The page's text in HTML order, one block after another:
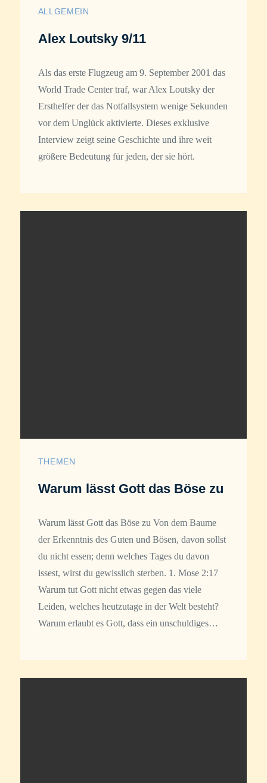
ALLGEMEIN
Alex Loutsky 9/11
Als das erste Flugzeug am 9. September 2001 das
World Trade Center traf, war Alex Loutsky der
Ersthelfer der das Notfallsystem wenige Sekunden
vor dem Unglück aktivierte. Dieses exklusive
Interview zeigt seine Geschichte und ihre weit
größere Bedeutung für jeden, der sie hört.
THEMEN
Warum lässt Gott das Böse zu
Warum lässt Gott das Böse zu Von dem Baume
der Erkenntnis des Guten und Bösen, davon sollst
du nicht essen; denn welches Tages du davon
issest, wirst du gewisslich sterben. 1. Mose 2:17
Warum tut Gott nicht etwas gegen das viele
Leiden, welches heutzutage in der Welt besteht?
Warum erlaubt es Gott, dass ein unschuldiges…